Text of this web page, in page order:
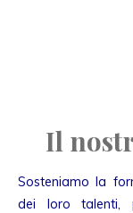
Il
Sosteniamo la
dei loro talenti,